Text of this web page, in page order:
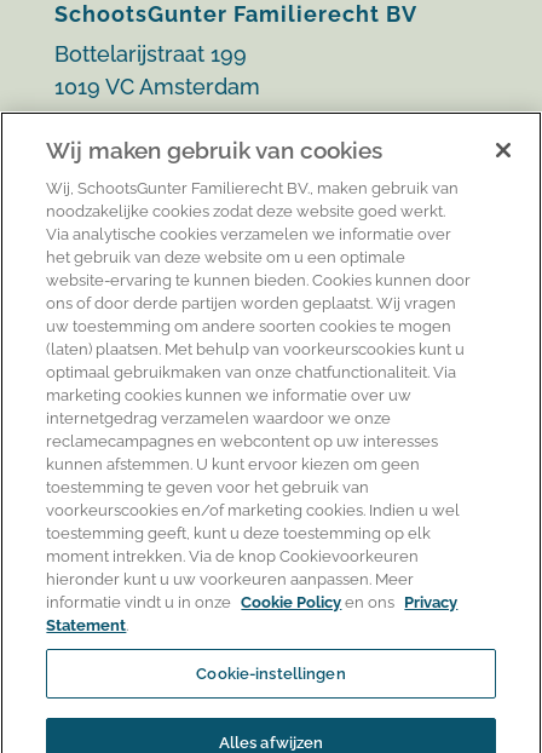
SchootsGunter Familierecht BV
Bottelarijstraat 199
1019 VC Amsterdam
info@schootsgunter.nl
020 303 20 58
Onze aanpak:
Mediation
Overlegscheiding
Advocatuur
Second opinion
Informatie:
Algemene voorwaarden (pdf)
Kantoorklachtenregeling
Privacyverklaring
Downloads
Cookievoorkeuren aanpassen
Wij maken gebruik van cookies
Wij, SchootsGunter Familierecht BV., maken gebruik van
noodzakelijke cookies zodat deze website goed werkt.
Via analytische cookies verzamelen we informatie over
het gebruik van deze website om u een optimale
website-ervaring te kunnen bieden. Cookies kunnen door
ons of door derde partijen worden geplaatst. Wij vragen
uw toestemming om andere soorten cookies te mogen
(laten) plaatsen. Met behulp van voorkeurscookies kunt u
optimaal gebruikmaken van onze chatfunctionaliteit. Via
marketing cookies kunnen we informatie over uw
internetgedrag verzamelen waardoor we onze
reclamecampagnes en webcontent op uw interesses
kunnen afstemmen. U kunt ervoor kiezen om geen
toestemming te geven voor het gebruik van
voorkeurscookies en/of marketing cookies. Indien u wel
toestemming geeft, kunt u deze toestemming op elk
moment intrekken. Via de knop Cookievoorkeuren
hieronder kunt u uw voorkeuren aanpassen. Meer
informatie vindt u in onze Cookie Policy en ons Privacy
Statement.
Cookie-instellingen
Alles afwijzen